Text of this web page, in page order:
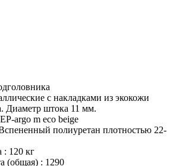
с накладками из экокожи
Диаметр штока 11 мм.
EP-argo m eco beige
полиуретан плотностью 22-
: 120 кг
(общая) : 1290